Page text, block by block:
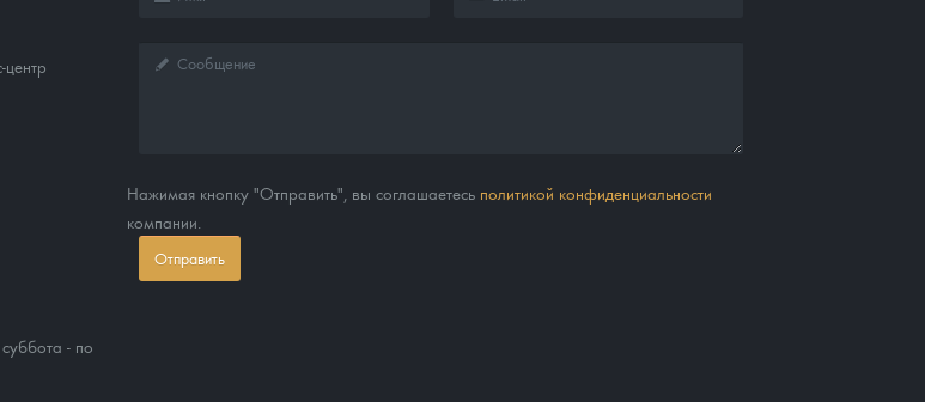
- по
Нажимая кнопку "Отправить", вы соглашаетесь политикой конфиденциальности
компании.
Отправить